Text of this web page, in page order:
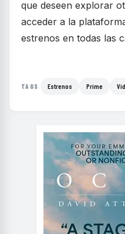
que deseen explorar
acceder a la
estrenos en todas las
TAGS Estrenos Prime